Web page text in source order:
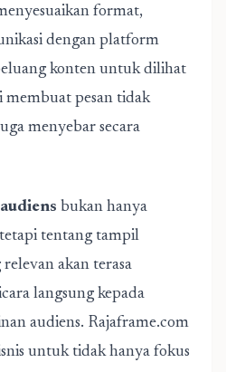
format,
dengan platform
konten untuk dilihat
pesan tidak
menyebar secara
bukan hanya
tentang tampil
akan terasa
langsung kepada
audiens. Rajaframe.com
untuk tidak hanya fokus